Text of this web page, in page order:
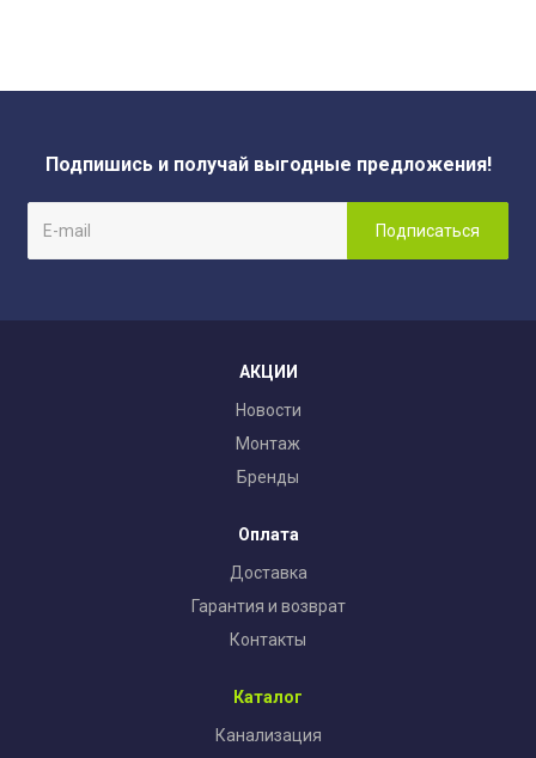
Подпишись и получай выгодные предложения!
АКЦИИ
Новости
Монтаж
Бренды
Оплата
Доставка
Гарантия и возврат
Контакты
Каталог
Канализация